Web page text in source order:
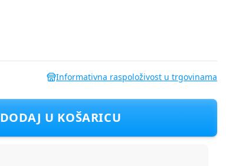
Informativna raspoloživost u trgovinama
DODAJ U KOŠARICU